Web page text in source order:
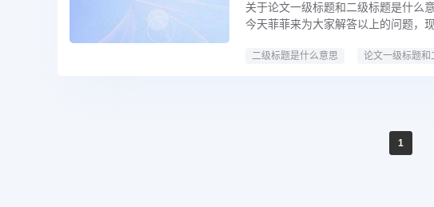
关于论文一级标题和二级标题是什么
今天菲菲来为大家解答以上的问题，
二级标题是什么意思 论文一级标题和
1